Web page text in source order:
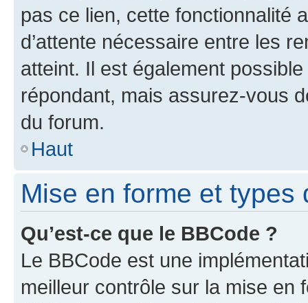
pas ce lien, cette fonctionnalité
d’attente nécessaire entre les
atteint. Il est également
répondant, mais assurez-vous
du forum.
Haut
Mise en forme et types
Qu’est-ce que le BBCode ?
Le BBCode est une
meilleur contrôle sur la mise en